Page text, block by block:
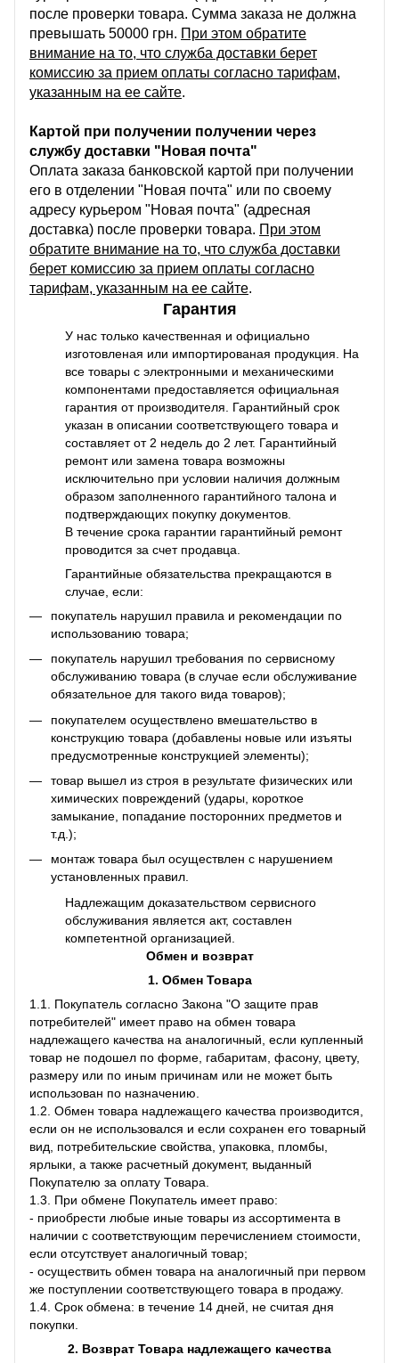
после проверки товара. Сумма заказа не должна
превышать 50000 грн. При этом обратите
внимание на то, что служба доставки берет
комиссию за прием оплаты согласно тарифам,
указанным на ее сайте.
Картой при получении получении через
службу доставки "Новая почта"
Оплата заказа банковской картой при получении
его в отделении "Новая почта" или по своему
адресу курьером "Новая почта" (адресная
доставка) после проверки товара. При этом
обратите внимание на то, что служба доставки
берет комиссию за прием оплаты согласно
тарифам, указанным на ее сайте.
Гарантия
У нас только качественная и официально
изготовленая или импортированая продукция. На
все товары с электронными и механическими
компонентами предоставляется официальная
гарантия от производителя. Гарантийный срок
указан в описании соответствующего товара и
составляет от 2 недель до 2 лет. Гарантийный
ремонт или замена товара возможны
исключительно при условии наличия должным
образом заполненного гарантийного талона и
подтверждающих покупку документов.
В течение срока гарантии гарантийный ремонт
проводится за счет продавца.
Гарантийные обязательства прекращаются в
случае, если:
покупатель нарушил правила и рекомендации по
использованию товара;
покупатель нарушил требования по сервисному
обслуживанию товара (в случае если обслуживание
обязательное для такого вида товаров);
покупателем осуществлено вмешательство в
конструкцию товара (добавлены новые или изъяты
предусмотренные конструкцией элементы);
товар вышел из строя в результате физических или
химических повреждений (удары, короткое
замыкание, попадание посторонних предметов и
т.д.);
монтаж товара был осуществлен с нарушением
установленных правил.
Надлежащим доказательством сервисного
обслуживания является акт, составлен
компетентной организацией.
Обмен и возврат
1. Обмен Товара
1.1. Покупатель согласно Закона "О защите прав
потребителей" имеет право на обмен товара
надлежащего качества на аналогичный, если купленный
товар не подошел по форме, габаритам, фасону, цвету,
размеру или по иным причинам или не может быть
использован по назначению.
1.2. Обмен товара надлежащего качества производится,
если он не использовался и если сохранен его товарный
вид, потребительские свойства, упаковка, пломбы,
ярлыки, а также расчетный документ, выданный
Покупателю за оплату Товара.
1.3. При обмене Покупатель имеет право:
- приобрести любые иные товары из ассортимента в
наличии с соответствующим перечислением стоимости,
если отсутствует аналогичный товар;
- осуществить обмен товара на аналогичный при первом
же поступлении соответствующего товара в продажу.
1.4. Срок обмена: в течение 14 дней, не считая дня
покупки.
2. Возврат Товара надлежащего качества